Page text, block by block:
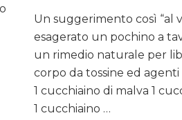
un
Un suggerimento così “al
esagerato un pochino a
un rimedio naturale per
corpo da tossine ed
1 cucchiaino di malva 1
1 cucchiaino …